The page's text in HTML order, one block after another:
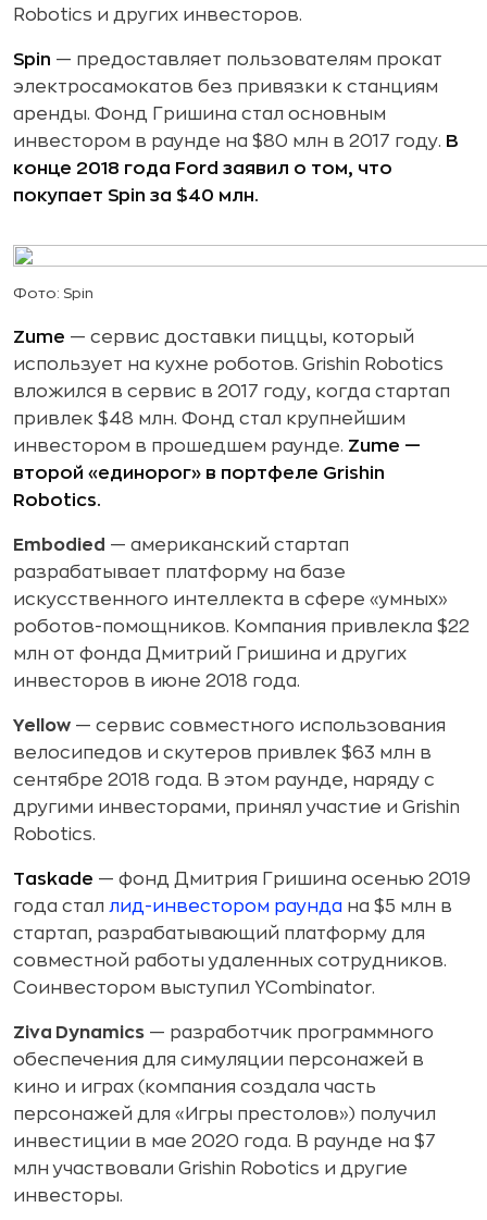
Robotics и других инвесторов.
Spin — предоставляет пользователям прокат
электросамокатов без привязки к станциям
аренды. Фонд Гришина стал основным
инвестором в раунде на $80 млн в 2017 году. В
конце 2018 года Ford заявил о том, что
покупает Spin за $40 млн.
Фото: Spin
Zume — сервис доставки пиццы, который
использует на кухне роботов. Grishin Robotics
вложился в сервис в 2017 году, когда стартап
привлек $48 млн. Фонд стал крупнейшим
инвестором в прошедшем раунде. Zume —
второй «единорог» в портфеле Grishin
Robotics.
Embodied — американский стартап
разрабатывает платформу на базе
искусственного интеллекта в сфере «умных»
роботов-помощников. Компания привлекла $22
млн от фонда Дмитрий Гришина и других
инвесторов в июне 2018 года.
Yellow — сервис совместного использования
велосипедов и скутеров привлек $63 млн в
сентябре 2018 года. В этом раунде, наряду с
другими инвесторами, принял участие и Grishin
Robotics.
Taskade — фонд Дмитрия Гришина осенью 2019
года стал лид-инвестором раунда на $5 млн в
стартап, разрабатывающий платформу для
совместной работы удаленных сотрудников.
Соинвестором выступил YCombinator.
Ziva Dynamics — разработчик программного
обеспечения для симуляции персонажей в
кино и играх (компания создала часть
персонажей для «Игры престолов») получил
инвестиции в мае 2020 года. В раунде на $7
млн участвовали Grishin Robotics и другие
инвесторы.